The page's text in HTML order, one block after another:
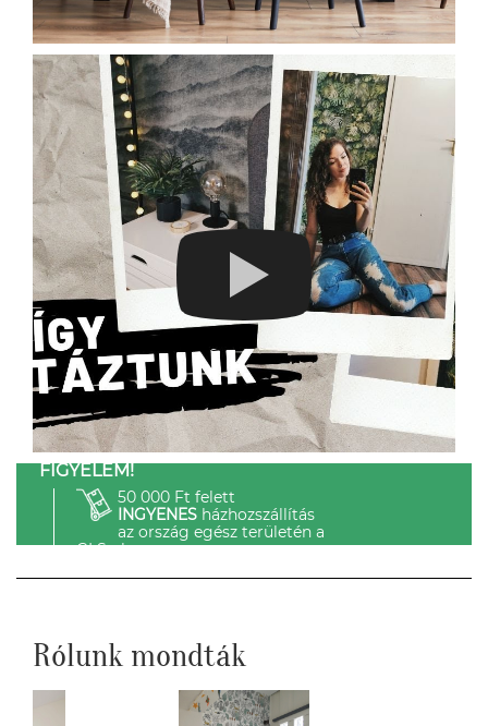
FIGYELEM!
50 000 Ft felett
INGYENESházhozszállítás
az ország egész területén a
GLS-el.
Rólunk mondták